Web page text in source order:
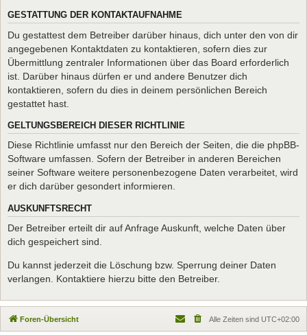
GESTATTUNG DER KONTAKTAUFNAHME
Du gestattest dem Betreiber darüber hinaus, dich unter den von dir
angegebenen Kontaktdaten zu kontaktieren, sofern dies zur
Übermittlung zentraler Informationen über das Board erforderlich
ist. Darüber hinaus dürfen er und andere Benutzer dich
kontaktieren, sofern du dies in deinem persönlichen Bereich
gestattet hast.
GELTUNGSBEREICH DIESER RICHTLINIE
Diese Richtlinie umfasst nur den Bereich der Seiten, die die phpBB-
Software umfassen. Sofern der Betreiber in anderen Bereichen
seiner Software weitere personenbezogene Daten verarbeitet, wird
er dich darüber gesondert informieren.
AUSKUNFTSRECHT
Der Betreiber erteilt dir auf Anfrage Auskunft, welche Daten über
dich gespeichert sind.
Du kannst jederzeit die Löschung bzw. Sperrung deiner Daten
verlangen. Kontaktiere hierzu bitte den Betreiber.
Foren-Übersicht Alle Zeiten sind UTC+02:00